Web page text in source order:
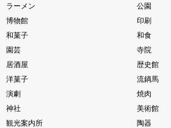
ラーメン
公園
博物館
印刷
和菓子
和食
園芸
寺院
居酒屋
歴史館
洋菓子
流鏑馬
演劇
焼肉
神社
美術館
観光案内所
陶器